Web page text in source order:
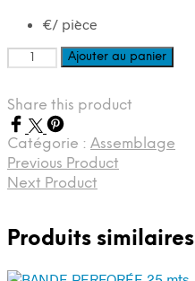
€/ pièce
quantité
de
A
POUTRE
M8
Ajouter au panier
Share this product
Catégorie : Assemblage
Previous Product
Next Product
Produits similaires